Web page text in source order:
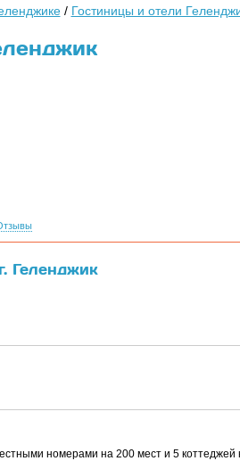
/ Гостиницы и отели
Геленджик
номерами на 200 мест и 5 коттеджей